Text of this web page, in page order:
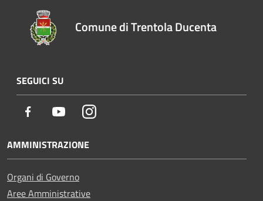
Comune di Trentola Ducenta
SEGUICI SU
Facebook YoutubeInstagram
AMMINISTRAZIONE
Organi di Governo
Aree Amministrative